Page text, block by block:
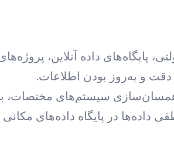
پایگاه‌های داده آنلاین،
و به‌روز بودن اطلاعات.
سیستم‌های مختصات،
داده‌ها در پایگاه داده‌های